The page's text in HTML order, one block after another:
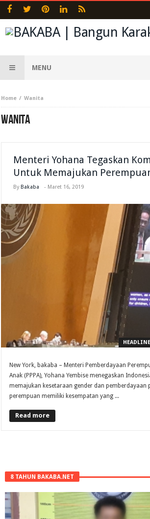
MENU
Home Wanita
WANITA
Menteri Yohana Tegaskan
Untuk Memajukan
By Bakaba - Maret 16, 2019
HEADLINE
New York, bakaba – Menteri Pemberdayaan
Anak (PPPA), Yohana Yembise menegaskan
memajukan kesetaraan gender dan pemberdayaan
perempuan memiliki kesempatan yang ...
Read more
8 TAHUN BAKABA.NET